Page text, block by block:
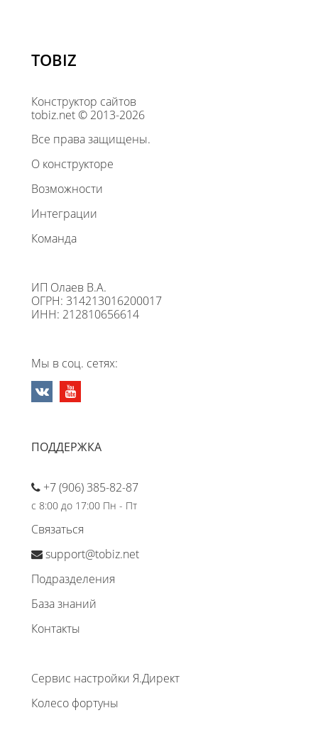
TOBIZ
Конструктор сайтов
tobiz.net © 2013-2026
Все права защищены.
О конструкторе
Возможности
Интеграции
Команда
ИП Олаев В.А.
ОГРН: 314213016200017
ИНН: 212810656614
Мы в соц. сетях:
ПОДДЕРЖКА
+7 (906) 385-82-87
с 8:00 до 17:00 Пн - Пт
Связаться
support@tobiz.net
Подразделения
База знаний
Контакты
Сервис настройки Я.Директ
Колесо фортуны